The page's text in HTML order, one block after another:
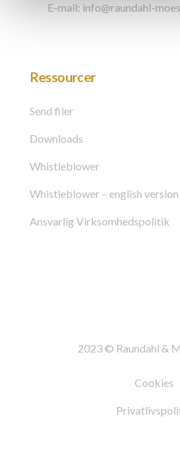
E-mail: info@raundahl-
Ressourcer
Send filer
Downloads
Whistleblower
Whistleblower – english version
Ansvarlig Virksomhedspolitik
2023 © Raundahl &
Cookies